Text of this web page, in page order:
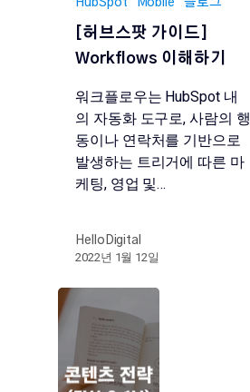
HubSpot Mobile 블로그
[허브스팟 가이드]
Workflows 이해하기
워크플로우는 HubSpot 내
의 자동화 도구로, 사람의 행
동이나 연락처를 기반으로
발생하는 트리거에 따른 마
케팅, 영업 및…
HelloDigital
2022년 1월 12일